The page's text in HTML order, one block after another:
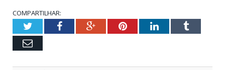
COMPARTILHAR:
TwitterFacebookGoogle+PinterestLinkedInTumblr
Email